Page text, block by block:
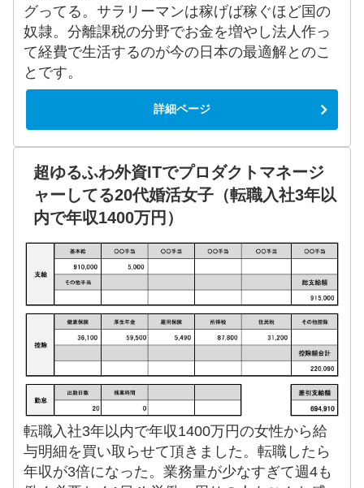
グってる。サラリーマンは稼げば稼ぐほど国の
奴隷。分離課税の分野でお金を増やし法人作っ
て経費で生活するのが今の日本の最適解とのこ
とです。
詳細ページ
超ゆるふわ外資ITでプロダクトマネージ
ャーしてる20代婚活女子（転職入社3年以
内で年収1400万円）
転職入社3年以内で年収1400万円の女性から給
与明細を買い取らせて頂きました。転職したら
年収が3倍になった。業務量が少なすぎて週4も